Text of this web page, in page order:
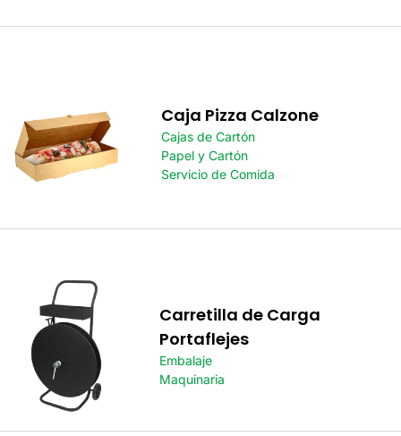
Caja Pizza Calzone
Cajas de Cartón
Papel y Cartón
Servicio de Comida
Carretilla de Carga
Portaflejes
Embalaje
Maquinaria